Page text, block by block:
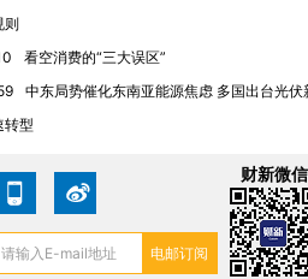
的吸金
让中产们甘
”？
粒摇头丸 尿检体内含3种
毒品
第四届链博
技“链”接产
【特别呈现】寻找100种
有意思的生活方式·第三对
则
看空消费的“三大误区”
中东局势催化东南亚能源焦虑 多国出台光伏
转型
财新微信